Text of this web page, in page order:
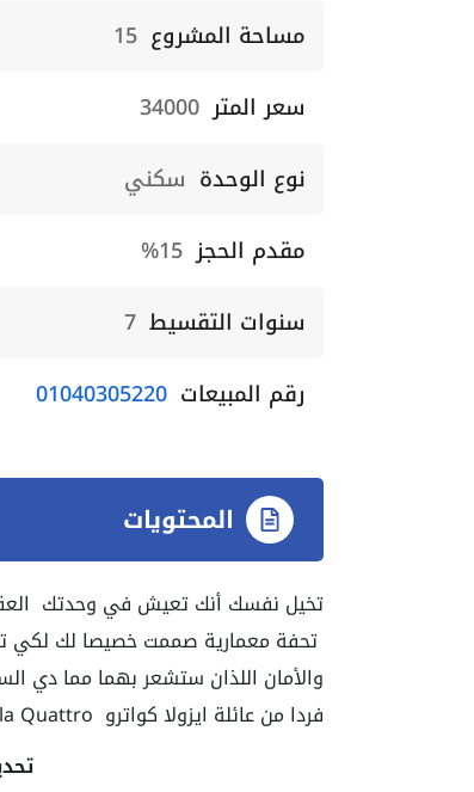
مساحة المشروع 15
سعر المتر 34000
نوع الوحدة سكني
مقدم الحجز 15%
سنوات التقسيط 7
رقم المبيعات 01040305220
المحتويات
تخيل نفسك أنك تعيش في وحدتك
تحفة معمارية صممت خصيصا لك لكي
والأمان اللذان ستشعر بهما مما دي
فردا من عائلة ايزولا كواترو Isola Quattro